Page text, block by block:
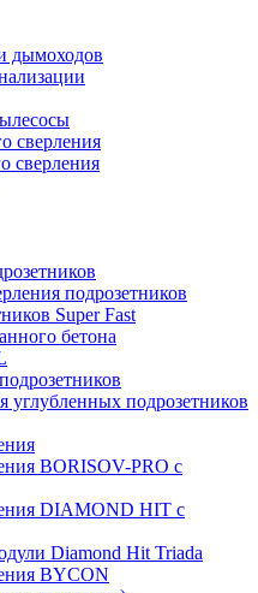
дымоходов
сверления
сверления
подрозетников
Super Fast
бетона
углубленных подрозетников
BORISOV-PRO с
DIAMOND HIT с
Diamond Hit Triada
BYCON